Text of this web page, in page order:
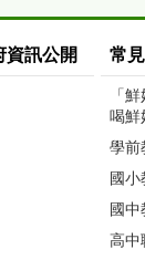
資訊公開 常
「
喝鮮
學前
國
國
高中